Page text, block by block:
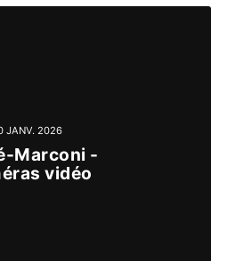
JANV. 2026
Marconi -
vidéo